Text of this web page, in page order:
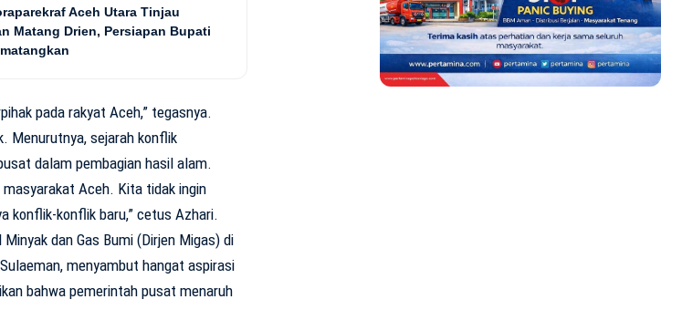
Aceh Utara Tinjau
Matang Drien, Persiapan Bupati
pada rakyat Aceh,” tegasnya.
Menurutnya, sejarah konflik
dalam pembagian hasil alam.
Aceh. Kita tidak ingin
konflik-konflik baru,” cetus Azhari.
dan Gas Bumi (Dirjen Migas) di
menyambut hangat aspirasi
bahwa pemerintah pusat menaruh